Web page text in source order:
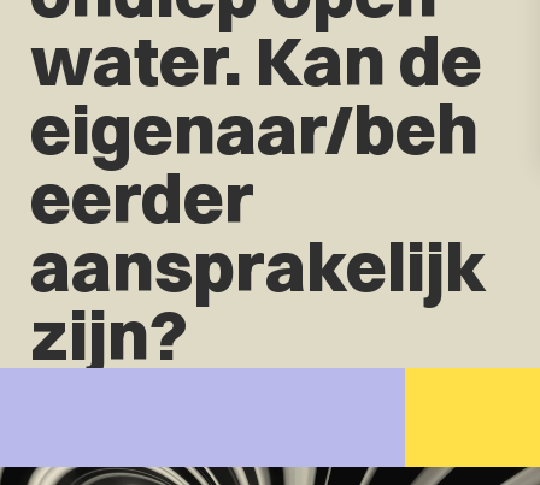
water. Kan de
eigenaar/beh
eerder
aansprakelijk
zijn?